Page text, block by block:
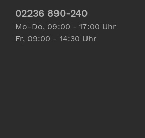
02236 890-240
Mo-Do, 09:00 - 17:00 Uhr
Fr, 09:00 - 14:30 Uhr